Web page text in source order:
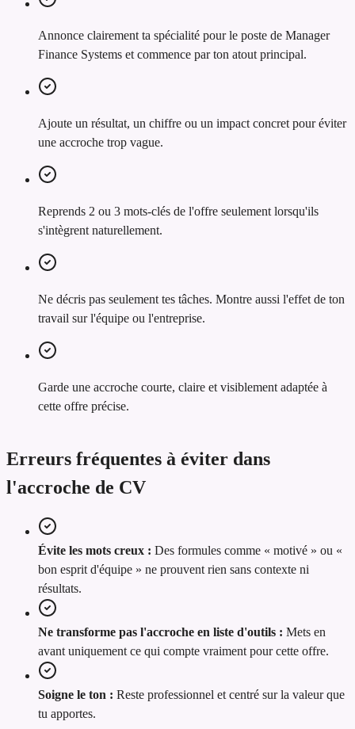
Annonce clairement ta spécialité pour le poste de Manager
Finance Systems et commence par ton atout principal.
Ajoute un résultat, un chiffre ou un impact concret pour éviter
une accroche trop vague.
Reprends 2 ou 3 mots-clés de l'offre seulement lorsqu'ils
s'intègrent naturellement.
Ne décris pas seulement tes tâches. Montre aussi l'effet de ton
travail sur l'équipe ou l'entreprise.
Garde une accroche courte, claire et visiblement adaptée à
cette offre précise.
Erreurs fréquentes à éviter dans
l'accroche de CV
Évite les mots creux : Des formules comme « motivé » ou «
bon esprit d'équipe » ne prouvent rien sans contexte ni
résultats.
Ne transforme pas l'accroche en liste d'outils : Mets en
avant uniquement ce qui compte vraiment pour cette offre.
Soigne le ton : Reste professionnel et centré sur la valeur que
tu apportes.